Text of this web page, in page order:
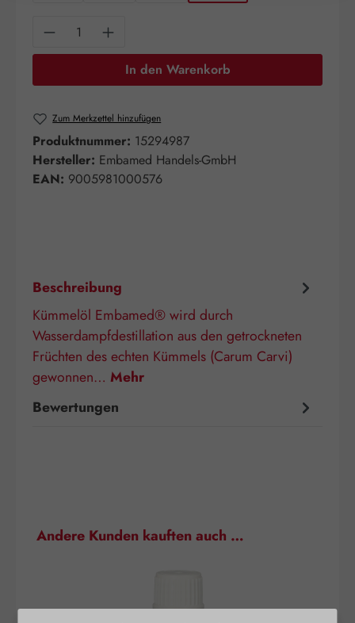
Produkt Anzahl: Gib den gewünschten
In den Warenkorb
Zum Merkzettel hinzufügen
Produktnummer: 15294987
Hersteller: Embamed Handels-GmbH
EAN: 9005981000576
Beschreibung
Kümmelöl Embamed® wird durch
Wasserdampfdestillation aus den getrockneten
Früchten des echten Kümmels (Carum Carvi)
gewonnen… Mehr
Bewertungen
Produktgalerie überspringen
Andere Kunden kauften auch …